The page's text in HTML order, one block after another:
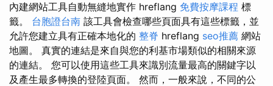
內建網站工具自動無縫地實作 hreflang 免費按摩課程 標
籤。 台胞證台南 該工具會檢查哪些頁面具有這些標籤，並
允許您建立具有正確本地化的 整脊 hreflang seo推薦 網站
地圖。 真實的連結是來自與您的利基市場類似的相關來源
的連結。 您可以使用這些工具來識別流量最高的關鍵字以
及產生最多轉換的登陸頁面。 然而，一般來說，不同的公